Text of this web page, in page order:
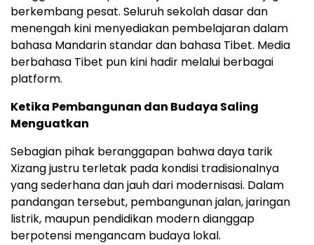
berkembang pesat. Seluruh sekolah dasar dan
menengah kini menyediakan pembelajaran dalam
bahasa Mandarin standar dan bahasa Tibet. Media
berbahasa Tibet pun kini hadir melalui berbagai
platform.
Ketika Pembangunan dan Budaya Saling
Menguatkan
Sebagian pihak beranggapan bahwa daya tarik
Xizang justru terletak pada kondisi tradisionalnya
yang sederhana dan jauh dari modernisasi. Dalam
pandangan tersebut, pembangunan jalan, jaringan
listrik, maupun pendidikan modern dianggap
berpotensi mengancam budaya lokal.